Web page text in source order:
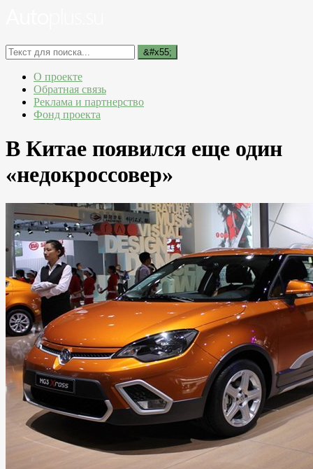
О проекте
Обратная связь
Реклама и партнерство
Фонд проекта
В Китае появился еще один
«недокроссовер»